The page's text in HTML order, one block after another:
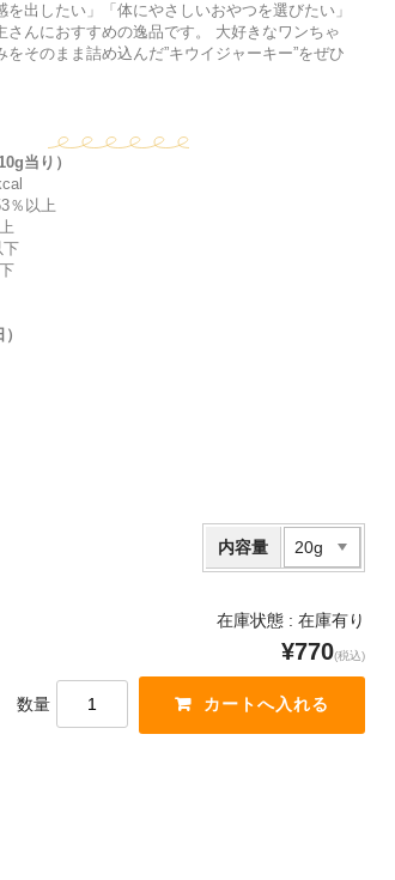
を出したい」「体にやさしいおやつを選びたい」
んにおすすめの逸品です。 大好きなワンちゃ
をそのまま詰め込んだ”キウイジャーキー”をぜひ
当り）
％以上
内容量
在庫状態 : 在庫有り
¥770(税込)
数量